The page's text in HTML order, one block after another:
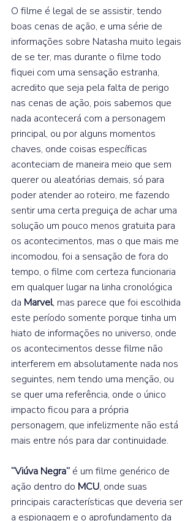
O filme é legal de se assistir, tendo
boas cenas de ação, e uma série de
informações sobre Natasha muito legais
de se ter, mas durante o filme todo
fiquei com uma sensação estranha,
acredito que seja pela falta de perigo
nas cenas de ação, pois sabemos que
nada acontecerá com a personagem
principal, ou por alguns momentos
chaves, onde coisas específicas
aconteciam de maneira meio que sem
querer ou aleatórias demais, só para
poder atender ao roteiro, me fazendo
sentir uma certa preguiça de achar uma
solução um pouco menos gratuita para
os acontecimentos, mas o que mais me
incomodou, foi a sensação de fora do
tempo, o filme com certeza funcionaria
em qualquer lugar na linha cronológica
da Marvel, mas parece que foi escolhida
este período somente porque tinha um
hiato de informações no universo, onde
os acontecimentos desse filme não
interferem em absolutamente nada nos
seguintes, nem tendo uma menção, ou
se quer uma referência, onde o único
impacto ficou para a própria
personagem, que infelizmente não está
mais entre nós para dar continuidade.
“Viúva Negra” é um filme genérico de
ação dentro do MCU, onde suas
principais características que deveria ser
a espionagem e o aprofundamento da